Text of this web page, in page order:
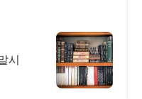
시